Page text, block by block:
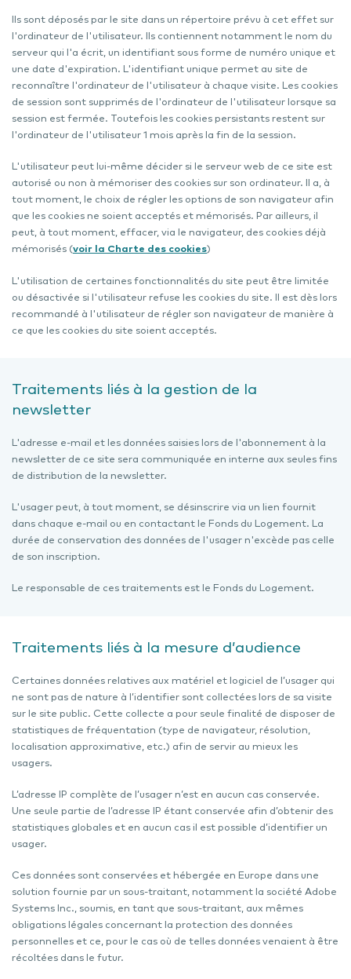
Ils sont déposés par le site dans un répertoire prévu à cet effet sur
l'ordinateur de l'utilisateur. Ils contiennent notamment le nom du
serveur qui l'a écrit, un identifiant sous forme de numéro unique et
une date d'expiration. L'identifiant unique permet au site de
reconnaître l'ordinateur de l'utilisateur à chaque visite. Les cookies
de session sont supprimés de l'ordinateur de l'utilisateur lorsque sa
session est fermée. Toutefois les cookies persistants restent sur
l'ordinateur de l'utilisateur 1 mois après la fin de la session.
L'utilisateur peut lui-même décider si le serveur web de ce site est
autorisé ou non à mémoriser des cookies sur son ordinateur. Il a, à
tout moment, le choix de régler les options de son navigateur afin
que les cookies ne soient acceptés et mémorisés. Par ailleurs, il
peut, à tout moment, effacer, via le navigateur, des cookies déjà
mémorisés (voir la Charte des cookies)
L'utilisation de certaines fonctionnalités du site peut être limitée
ou désactivée si l'utilisateur refuse les cookies du site. Il est dès lors
recommandé à l'utilisateur de régler son navigateur de manière à
ce que les cookies du site soient acceptés.
Traitements liés à la gestion de la
newsletter
L'adresse e-mail et les données saisies lors de l'abonnement à la
newsletter de ce site sera communiquée en interne aux seules fins
de distribution de la newsletter.
L'usager peut, à tout moment, se désinscrire via un lien fournit
dans chaque e-mail ou en contactant le Fonds du Logement. La
durée de conservation des données de l'usager n'excède pas celle
de son inscription.
Le responsable de ces traitements est le Fonds du Logement.
Traitements liés à la mesure d’audience
Certaines données relatives aux matériel et logiciel de l’usager qui
ne sont pas de nature à l’identifier sont collectées lors de sa visite
sur le site public. Cette collecte a pour seule finalité de disposer de
statistiques de fréquentation (type de navigateur, résolution,
localisation approximative, etc.) afin de servir au mieux les
usagers.
L’adresse IP complète de l’usager n’est en aucun cas conservée.
Une seule partie de l’adresse IP étant conservée afin d’obtenir des
statistiques globales et en aucun cas il est possible d’identifier un
usager.
Ces données sont conservées et hébergée en Europe dans une
solution fournie par un sous-traitant, notamment la société Adobe
Systems Inc., soumis, en tant que sous-traitant, aux mêmes
obligations légales concernant la protection des données
personnelles et ce, pour le cas où de telles données venaient à être
récoltées dans le futur.